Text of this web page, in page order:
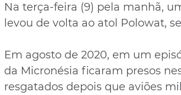
Na terça-feira (9) pela manhã,
levou de volta ao atol Polowat,
Em agosto de 2020, em um
da Micronésia ficaram presos
resgatados depois que aviões